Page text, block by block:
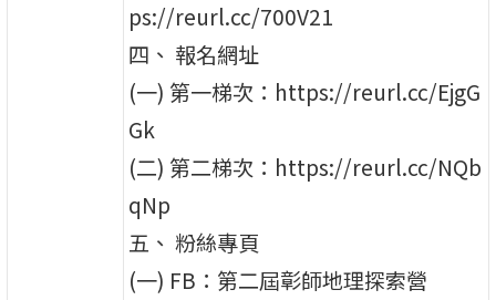
ps://reurl.cc/700V21
四、 報名網址
(一) 第一梯次：https://reurl.cc/EjgG
Gk
(二) 第二梯次：https://reurl.cc/NQb
qNp
五、 粉絲專頁
(一) FB：第二屆彰師地理探索營